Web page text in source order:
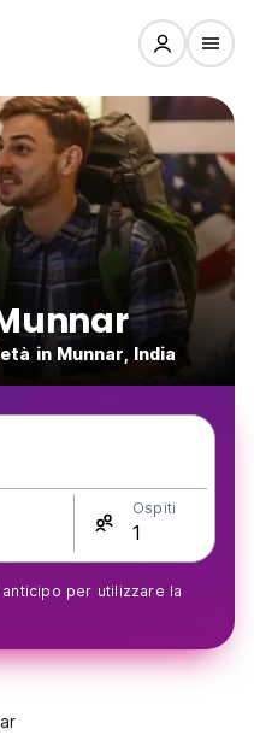
in Munnar, India
Ospiti
per utilizzare la